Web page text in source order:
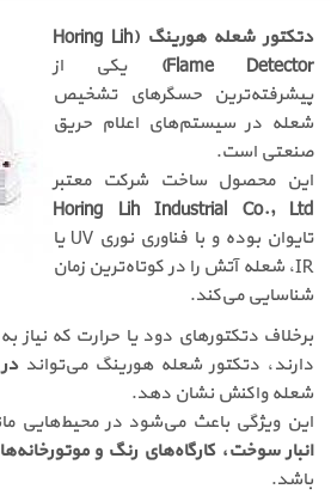
دتکتور شعله هورینگ (Horing Lih
Flame Detector)
یکی از
پیشرفته‌ترین حسگرهای تشخیص
شعله در سیستم‌های اعلام حریق
صنعتی است.
این محصول ساخت شرکت معتبر
Horing Lih Industrial Co., Ltd
تایوان بوده و با فناوری نوری UV یا
IR، شعله آتش را در کوتاه‌ترین زمان
شناسایی می‌کند.
برخلاف دتکتورهای دود یا حرارت که نیاز
دارند، دتکتور شعله هورینگ می‌توانددر
شعله واکنش نشان دهد.
این ویژگی باعث می‌شود در محیط‌هایی
انبار سوخت، کارگاه‌های رنگ و موتورخانه‌ها
باشد.